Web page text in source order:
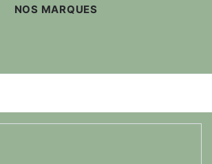
NOS MARQUES